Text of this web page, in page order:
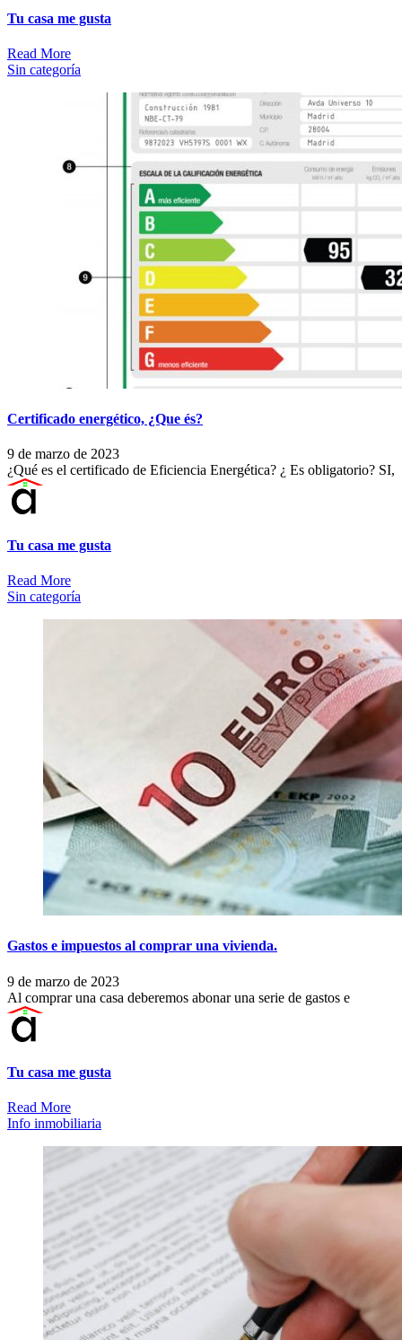
Tu casa me gusta
Read More
Sin categoría
Certificado energético, ¿Que és?
9 de marzo de 2023
¿Qué es el certificado de Eficiencia Energética? ¿ Es obligatorio? SI,
Tu casa me gusta
Read More
Sin categoría
Gastos e impuestos al comprar una vivienda.
9 de marzo de 2023
Al comprar una casa deberemos abonar una serie de gastos e
Tu casa me gusta
Read More
Info inmobiliaria